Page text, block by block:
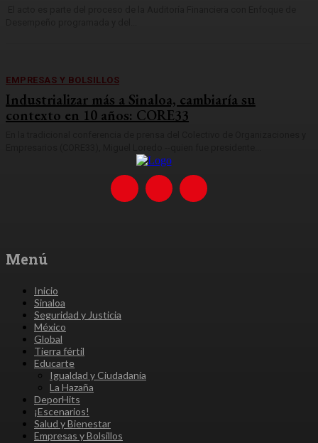
EMPRESAS Y BOLSILLOS
Industrializar más a Sinaloa, cambiaría su
contexto en 10 años: CORE33
Menú
Inicio
Sinaloa
Seguridad y Justicia
México
Global
Tierra fértil
Educarte
Igualdad y Ciudadanía
La Hazaña
DeporHits
¡Escenarios!
Salud y Bienestar
Empresas y Bolsillos